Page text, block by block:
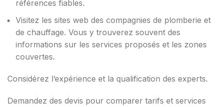
références fiables.
Visitez les sites web des compagnies de plomberie et
de chauffage. Vous y trouverez souvent des
informations sur les services proposés et les zones
couvertes.
Considérez l’expérience et la qualification des experts.
Demandez des devis pour comparer tarifs et services